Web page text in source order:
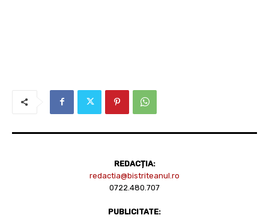
REDACȚIA:
redactia@bistriteanul.ro
0722.480.707
PUBLICITATE: